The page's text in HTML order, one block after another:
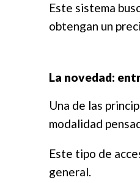
Este sistema
obtengan un
La novedad:
Una de las
modalidad
Este tipo de
general.